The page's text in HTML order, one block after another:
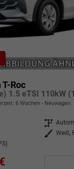
Roc
6 Wochen Neuwagen
Getriebe
Außenfarbe Weiß,